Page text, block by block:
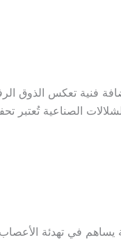
فنية تعكس الذوق
الصناعية تُعتبر
يساهم في تهدئة